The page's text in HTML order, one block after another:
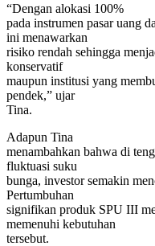
“Dengan alokasi 100%
pada instrumen pasar uang
ini menawarkan
risiko rendah sehingga
konservatif
maupun institusi yang
pendek,” ujar
Tina.
Adapun Tina
menambahkan bahwa di
fluktuasi suku
bunga, investor semakin
Pertumbuhan
signifikan produk SPU III
memenuhi kebutuhan
tersebut.